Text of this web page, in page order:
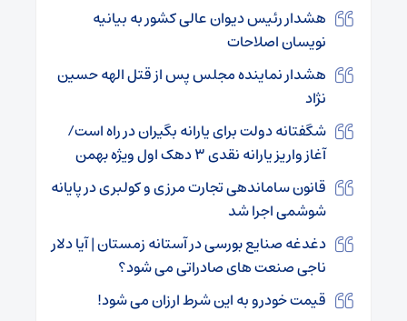
هشدار رئیس دیوان عالی کشور به بیانیه
نویسان اصلاحات
هشدار نماینده مجلس پس از قتل الهه حسین
نژاد
شگفتانه دولت برای یارانه بگیران در راه است/
آغاز واریز یارانه نقدی ۳ دهک اول ویژه بهمن
قانون ساماندهی تجارت مرزی و کولبری در پایانه
شوشمی اجرا شد
دغدغه صنایع بورسی در آستانه زمستان | آیا دلار
ناجی صنعت های صادراتی می شود؟
قیمت خودرو به این شرط ارزان می شود!